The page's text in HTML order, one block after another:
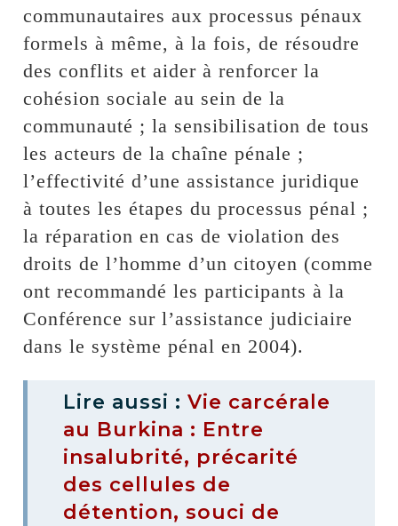
communautaires aux processus pénaux
formels à même, à la fois, de résoudre
des conflits et aider à renforcer la
cohésion sociale au sein de la
communauté ; la sensibilisation de tous
les acteurs de la chaîne pénale ;
l’effectivité d’une assistance juridique
à toutes les étapes du processus pénal ;
la réparation en cas de violation des
droits de l’homme d’un citoyen (comme
ont recommandé les participants à la
Conférence sur l’assistance judiciaire
dans le système pénal en 2004).
Lire aussi : Vie carcérale
au Burkina : Entre
insalubrité, précarité
des cellules de
détention, souci de